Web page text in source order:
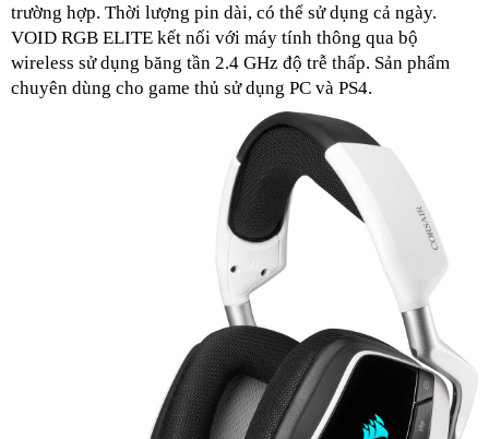
trường hợp. Thời lượng pin dài, có thể sử dụng cả ngày.
VOID RGB ELITE kết nối với máy tính thông qua bộ
wireless sử dụng băng tần 2.4 GHz độ trễ thấp. Sản phẩm
chuyên dùng cho game thủ sử dụng PC và PS4.